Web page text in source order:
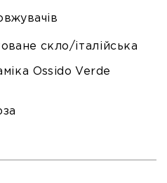
скло/італійська
Ossido Verde